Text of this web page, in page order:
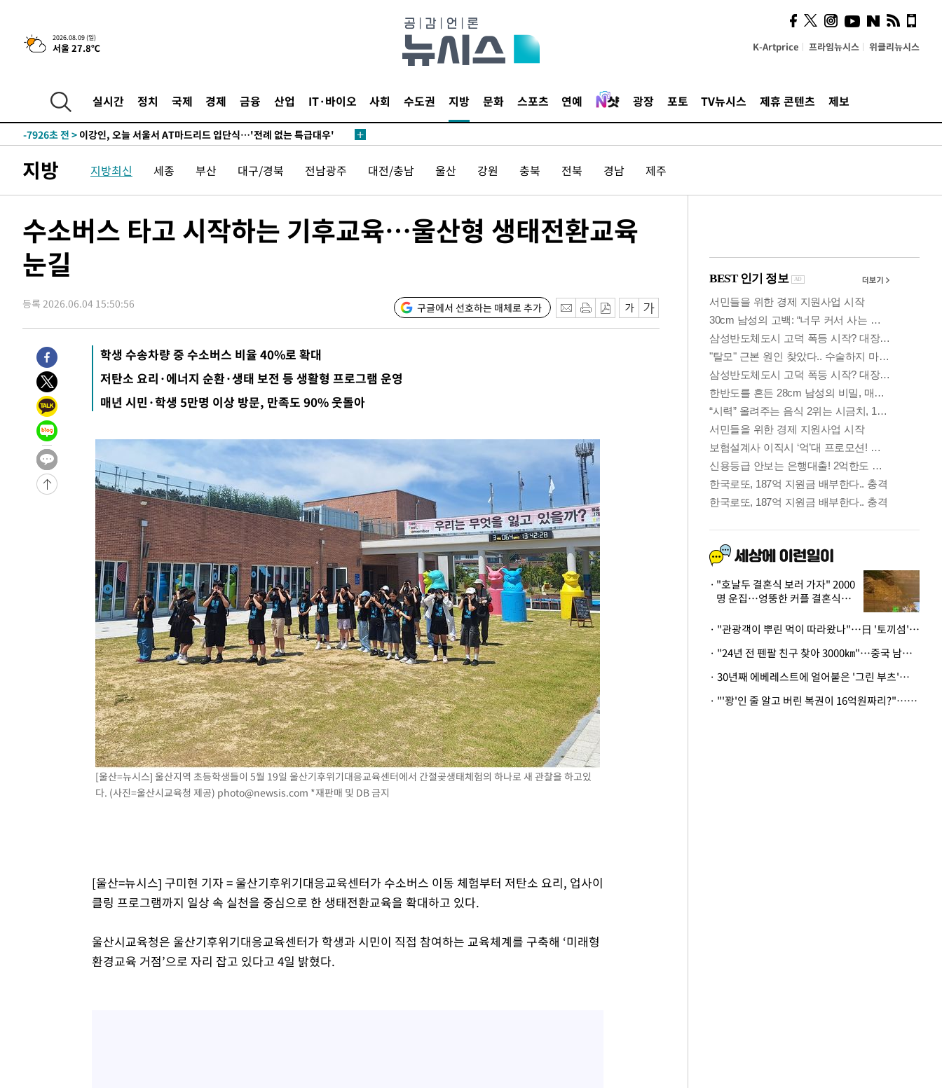
2026.08.09 (일)
서울 27.8℃ K-Artprice 프라임뉴시스 위클리뉴시스
실시간 정치 국제 경제 금융 산업 IT·바이오 사회 수도권 지방 문화 스포츠 연예 광장 포토 TV뉴시스 제휴 콘텐츠 제보
득표
-21968초 전 >"일본축구협회, 대한축구협회 성 접대 의혹 심판 조사"
-14610초 전 > [속보]장은수, KLPGA 제주삼다수 역전 우승…데뷔 10년 차에 첫
-9902초 전 >
손흥민, 68분 뛰고 2경기 침묵…LAFC, 톨루카에 1-0 승리(종합)
-9174초 전 >
-7926초 전 > 이강인, 오늘 서울서 AT마드리드 입단식…'전례 없는 특급대우'
1시간 전 >
콜롬비아 신임 우파 대통령 취임 하루만에 차량폭탄 폭발 사건
3시간 전 >튀르키예 외무장관, "메카 3국 방위협정은 이란이 목표 아냐 " 밝혀
4시간 전 >[속보]美중부 사령관, 이스라엘 긴급방문 다중화된 전선 상황 논의
-30438초 전 >
-29434초 전 >
-25410초 전 >[속보]與 강원·TK 당원투표 합산 김민석 48.54%로 승리…정청래
44.40%
-24744초 전 >與 강원·TK 당원투표 합산 김민석 46.01%로 승리…정청래
44.53%
-24584초 전 >
[속보]與전대 권리당원투표…강원·경북 김민석, 대구 정청래 승리
-24391초 전 >
[속보]與 당대표 경선, 경북 권리당원 투표 김민석 47.37%·정청래
45.71%
-24293초 전 >
46.35%
-24090초 전 >
[속보]與 당대표 경선, 강원 권리당원 투표 김민석 승리…50.30%
득표
-22008초 전 >
-14650초 전 >
[속보]장은수, KLPGA 제주삼다수 역전 우승…데뷔 10년 차에 첫
정상
-10015초 전 >
"얼마나 더웠으면"…안동 물길공원서 헤엄친 구렁이 '소동'
-9942초 전 >
손흥민, 68분 뛰고 2경기 침묵…LAFC, 톨루카에 1-0 승리(종합)
'2경기 연속 침묵' 손흥민, 톨루카전 68분만 뛰고 슈팅 0개
이강인, 오늘 서울서 AT마드리드 입단식…'전례 없는 특급대우'
'여긴 20도, 저긴 50도'…열화상 카메라로 본 폭염 저감시설 '온도차'
콜롬비아 신임 우파 대통령 취임 하루만에 차량폭탄 폭발 사건
튀르키예 외무장관, "메카 3국 방위협정은 이란이 목표 아냐 " 밝혀
이군이 불법 군시설 건설한 레바논 남부에서 레바논군 3명 폭발로 부상
[속보]美중부 사령관, 이스라엘 긴급방문 다중화된 전선 상황 논의
지방 지방최신 세종 부산 대구/경북 전남광주 대전/충남 울산 강원 충북 전북 경남 제주
수소버스 타고 시작하는 기후교육…울산형 생태전환교육
눈길
등록 2026.06.04 15:50:56 구글에서 선호하는 매체로 추가
학생 수송차량 중 수소버스 비율 40%로 확대
저탄소 요리·에너지 순환·생태 보전 등 생활형 프로그램 운영
매년 시민·학생 5만명 이상 방문, 만족도 90% 웃돌아
[울산=뉴시스] 울산지역 초등학생들이 5월 19일 울산기후위기대응교육센터에서 간절곶생태체험의 하나로 새 관찰을 하고있
다. (사진=울산시교육청 제공) photo@newsis.com *재판매 및 DB 금지
[울산=뉴시스] 구미현 기자 = 울산기후위기대응교육센터가 수소버스 이동 체험부터 저탄소 요리, 업사이
클링 프로그램까지 일상 속 실천을 중심으로 한 생태전환교육을 확대하고 있다.
울산시교육청은 울산기후위기대응교육센터가 학생과 시민이 직접 참여하는 교육체계를 구축해 ‘미래형
환경교육 거점’으로 자리 잡고 있다고 4일 밝혔다.
사이 해답 찾았죠"…알을
깨고 나온 '초자아'
"호날두 결혼식 보러 가자" 2000
명 운집…엉뚱한 커플 결혼식에
· "관광객이 뿌린 먹이 따라왔나"…日 '토끼섬' 멧돼지, 토끼까지 사냥
· "24년 전 펜팔 친구 찾아 3000㎞"…중국 남성 사연에 '뭉클'
· 30년째 에베레스트에 얼어붙은 '그린 부츠'…드디어 가족 품으로
· "'꽝'인 줄 알고 버린 복권이 16억원짜리?"…극적으로 되찾은 사연